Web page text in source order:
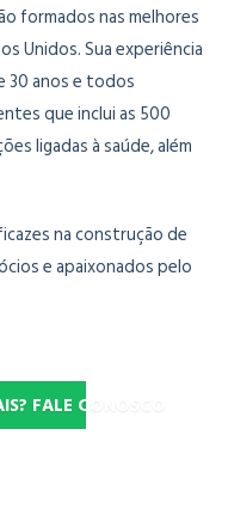
formados nas melhores
Unidos. Sua experiência
30 anos e todos
que inclui as 500
ligadas à saúde, além
na construção de
e apaixonados pelo
FALE CONOSCO